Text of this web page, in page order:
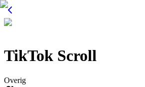
TikTok Scroll
Overig